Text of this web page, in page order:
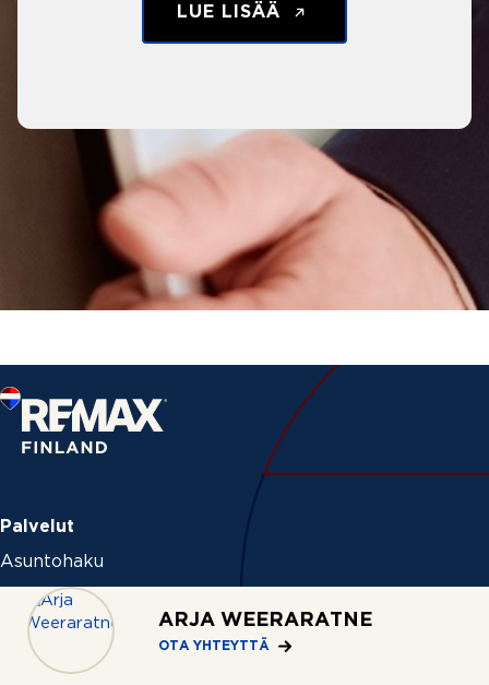
ARJA WEERARATNE
OTA YHTEYTTÄ
LUE LISÄÄ
Palvelut
Asuntohaku
Myymässä
Ostamassa
Vuokraamassa